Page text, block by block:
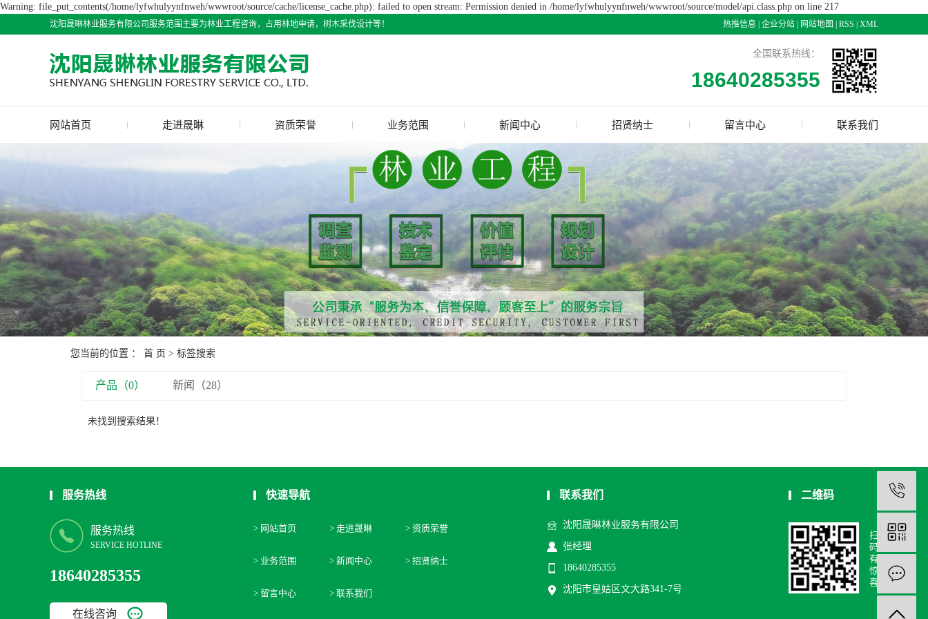
Warning: file_put_contents(/home/lyfwhulyynfnweh/wwwroot/source/cache/license_cache.php): failed to open stream: Permission denied in /home/lyfwhulyynfnweh/wwwroot/source/model/api.class.php on line 217
沈阳晟晽林业服务有限公司服务范围主要为林业工程咨询，占用林地申请，树木采伐设计等！ 热推信息 | 企业分站 | 网站地图 | RSS | XML
全国联系热线：
18640285355
网站首页 走进晟晽 资质荣誉 业务范围
占用林地申请
林业调查规划设计
林业专项核查
森林资源资产价格评估
林业技术鉴定
造林工程规划设计
林业灾害调查监测防治
林业工程咨询
新闻中心
公司新闻
行业新闻
常见问题
招贤纳士
招贤纳士
留言中心 联系我们
您当前的位置 ： 首 页 > 标签搜索
产品（0） 新闻（28）
未找到搜索结果！
服务热线
服务热线
SERVICE HOTLINE
18640285355
在线咨询
快速导航
> 网站首页 > 走进晟晽 > 资质荣誉
> 业务范围 > 新闻中心 > 招贤纳士
> 留言中心 > 联系我们
联系我们
沈阳晟晽林业服务有限公司
张经理
18640285355
沈阳市皇姑区文大路341-7号
二维码
扫
码
有
惊
喜